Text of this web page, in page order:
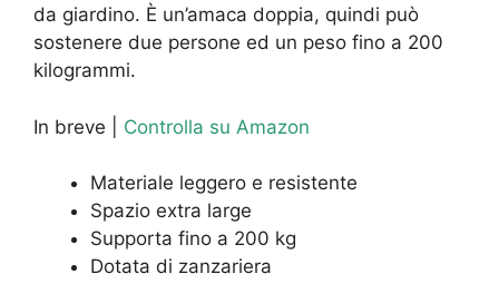
da giardino. È un’amaca doppia, quindi può
sostenere due persone ed un peso fino a 200
kilogrammi.
In breve | Controlla su Amazon
Materiale leggero e resistente
Spazio extra large
Supporta fino a 200 kg
Dotata di zanzariera